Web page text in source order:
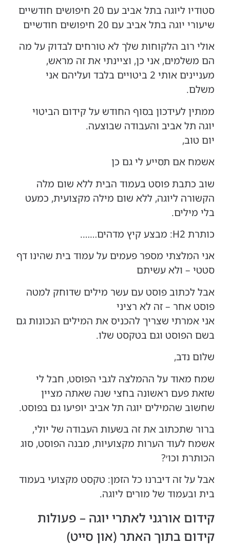
סטודיו ליוגה בתל אביב עם 20 חיפושים חודשיים
שיעורי יוגה בתל אביב עם 20 חיפושים חודשיים
אולי רוב הלקוחות שלך לא טורחים לבדוק על מה
הם משלמים, אני כן, וציינתי את זה מראש,
מעניינים אותי 2 ביטויים בלבד ועליהם אני
משלם.
ממתין לעידכון בסוף החודש על קידום הביטוי
יוגה תל אביב והעבודה שבוצעה.
יום טוב,
אשמח אם תסייע לי גם כן
שוב כתבת פוסט בעמוד הבית ללא שום מלה
הקשורה ליוגה, ללא שום מילה מקצועית, כמעט
בלי מילים.
כותרת H2: מבצע קיץ מדהים…….
אני המלצתי מספר פעמים על עמוד בית שהינו דף
סטטי – ולא עשיתם
אבל לכתוב פוסט עם עשר מילים שדוחק למטה
פוסט אחר – זה לא רציני
אני אמרתי שצריך להכניס את המילים הנכונות גם
בשם הפוסט וגם בטקסט שלו.
שלום נדב,
שמח מאוד על ההמלצה לגבי הפוסט, חבל לי
שזאת פעם ראשונה בחצי שנה שאתה מציין
שחשוב שהמילים יוגה תל אביב יופיעו גם בפוסט.
ברור שתכתוב את זה בשעות העבודה של יולי,
אשמח לעוד הערות מקצועיות, מבנה הפוסט, סוג
הכותרת וכו׳?
אבל על זה דיברנו כל הזמן: טקסט מקצועי בעמוד
בית ובעמוד של מורים ליוגה.
קידום אורגני לאתרי יוגה – פעולות
קידום בתוך האתר (און סייט)